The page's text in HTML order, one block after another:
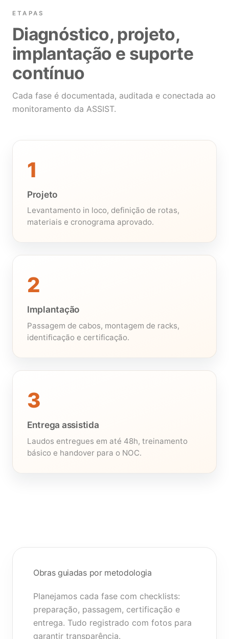
ETAPAS
Diagnóstico, projeto,
implantação e suporte
contínuo
Cada fase é documentada, auditada e conectada ao
monitoramento da ASSIST.
1
Projeto
Levantamento in loco, definição de rotas,
materiais e cronograma aprovado.
2
Implantação
Passagem de cabos, montagem de racks,
identificação e certificação.
3
Entrega assistida
Laudos entregues em até 48h, treinamento
básico e handover para o NOC.
Obras guiadas por metodologia
Planejamos cada fase com checklists:
preparação, passagem, certificação e
entrega. Tudo registrado com fotos para
garantir transparência.